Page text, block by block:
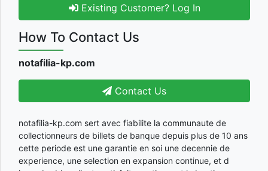
Existing Customer? Log In
How To Contact Us
notafilia-kp.com
Contact Us
notafilia-kp.com sert avec fiabilite la communaute de
collectionneurs de billets de banque depuis plus de 10 ans
cette periode est une garantie en soi une decennie de
experience, une selection en expansion continue, et d